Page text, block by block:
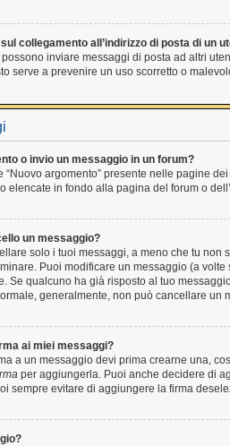
collegamento all’indirizzo di posta di un
inviare messaggi di posta ad altri
serve a prevenire un uso scorretto o
o invio un messaggio in un forum?
“Nuovo argomento” presente nelle pagine
elencate in fondo alla pagina del forum o
un messaggio?
solo i tuoi messaggi, a meno che tu
Puoi modificare un messaggio (a
Se qualcuno ha già risposto al tuo
generalmente, non può cancellare un
ai miei messaggi?
a un messaggio devi prima crearne una,
per aggiungerla. Puoi anche decidere di
sempre evitare di aggiungere la firma